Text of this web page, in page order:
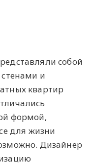
собой
и
квартир
формой,
для жизни
Дизайнер